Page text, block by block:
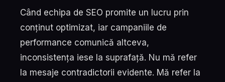
Când echipa de SEO promite un lucru prin
conținut optimizat, iar campaniile de
performance comunică altceva,
inconsistența iese la suprafață. Nu mă refer
la mesaje contradictorii evidente. Mă refer la